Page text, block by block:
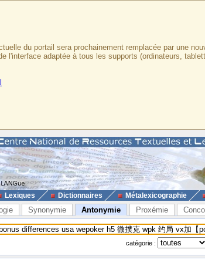
du portail sera prochainement remplacée par une
l'interface adaptée à tous les supports (ordinateurs,
Lexiques Dictionnaires Métalexicographie
Synonymie Antonymie Proxémie
catégorie :